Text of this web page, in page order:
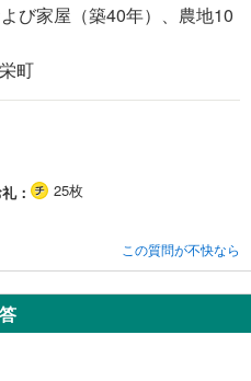
び家屋（築40年）、農地10
町
25枚
この質問が不快なら